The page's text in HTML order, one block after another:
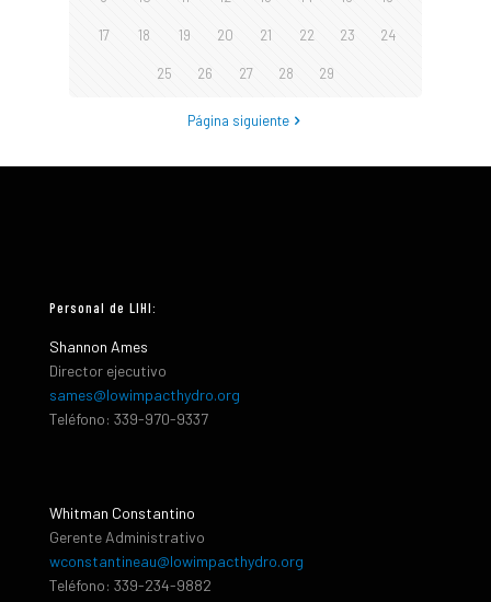
17 18 19 20 21 22 23 24
25 26 27 28 29
Página siguiente
Personal de LIHI:
Shannon Ames
Director ejecutivo
sames@lowimpacthydro.org
Teléfono: 339-970-9337
Whitman Constantino
Gerente Administrativo
wconstantineau@lowimpacthydro.org
Teléfono: 339-234-9882